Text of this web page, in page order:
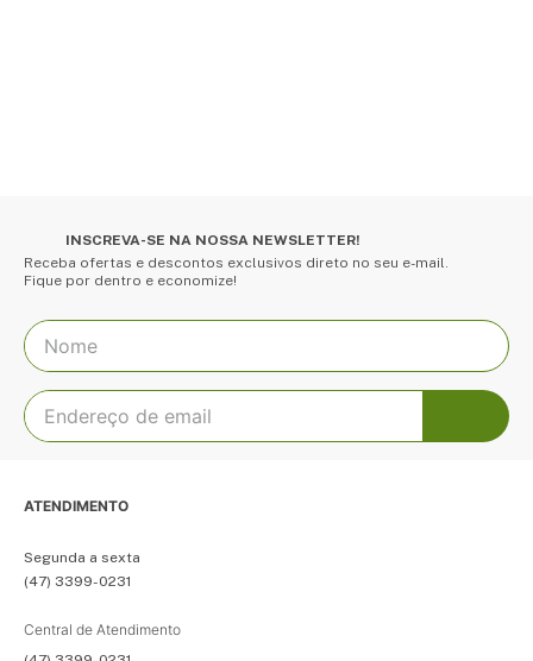
INSCREVA-SE NA NOSSA NEWSLETTER!
Receba ofertas e descontos exclusivos direto no seu e-mail.
Fique por dentro e economize!
ATENDIMENTO
Segunda a sexta
(47) 3399-0231
Central de Atendimento